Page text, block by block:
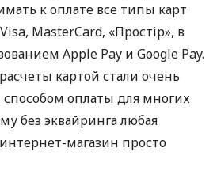
к оплате все типы карт
MasterCard, «Простір», в
Apple Pay и Google Pay.
картой стали очень
оплаты для многих
без эквайринга любая
магазин просто